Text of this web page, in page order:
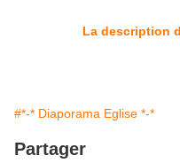
La description
#*-* Diaporama Eglise *-*
Partager